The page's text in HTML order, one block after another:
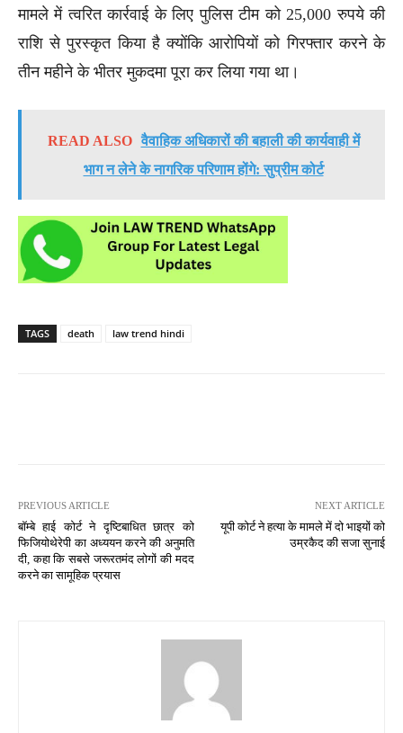
मामले में त्वरित कार्रवाई के लिए पुलिस टीम को 25,000 रुपये की
राशि से पुरस्कृत किया है क्योंकि आरोपियों को गिरफ्तार करने के
तीन महीने के भीतर मुकदमा पूरा कर लिया गया था।
READ ALSO वैवाहिक अधिकारों की बहाली की कार्यवाही में
भाग न लेने के नागरिक परिणाम होंगे: सुप्रीम कोर्ट
TAGS death law trend hindi
PREVIOUS ARTICLE
बॉम्बे हाई कोर्ट ने दृष्टिबाधित छात्र को
फिजियोथेरेपी का अध्ययन करने की अनुमति
दी, कहा कि सबसे जरूरतमंद लोगों की मदद
करने का सामूहिक प्रयास
NEXT ARTICLE
यूपी कोर्ट ने हत्या के मामले में दो भाइयों को
उम्रकैद की सजा सुनाई